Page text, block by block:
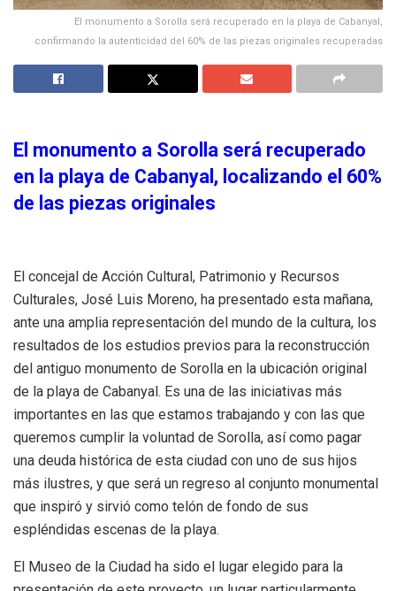
El monumento a Sorolla será recuperado en la playa de Cabanyal,
confirmando la autenticidad del 60% de las piezas originales recuperadas
El monumento a Sorolla será recuperado
en la playa de Cabanyal, localizando el 60%
de las piezas originales
El concejal de Acción Cultural, Patrimonio y Recursos
Culturales, José Luis Moreno, ha presentado esta mañana,
ante una amplia representación del mundo de la cultura, los
resultados de los estudios previos para la reconstrucción
del antiguo monumento de Sorolla en la ubicación original
de la playa de Cabanyal. Es una de las iniciativas más
importantes en las que estamos trabajando y con las que
queremos cumplir la voluntad de Sorolla, así como pagar
una deuda histórica de esta ciudad con uno de sus hijos
más ilustres, y que será un regreso al conjunto monumental
que inspiró y sirvió como telón de fondo de sus
espléndidas escenas de la playa.
El Museo de la Ciudad ha sido el lugar elegido para la